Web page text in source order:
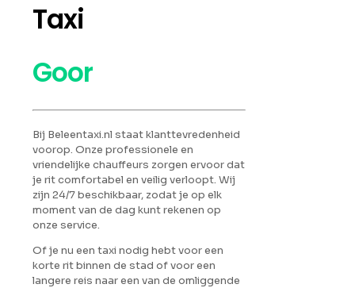
Taxi
Goor
Bij Beleentaxi.nl staat klanttevredenheid
voorop. Onze professionele en
vriendelijke chauffeurs zorgen ervoor dat
je rit comfortabel en veilig verloopt. Wij
zijn 24/7 beschikbaar, zodat je op elk
moment van de dag kunt rekenen op
onze service.
Of je nu een taxi nodig hebt voor een
korte rit binnen de stad of voor een
langere reis naar een van de omliggende